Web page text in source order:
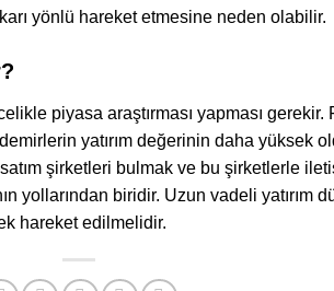
yönlü hareket etmesine neden olabilir.
piyasa araştırması yapması gerekir.
yatırım değerinin daha yüksek
şirketleri bulmak ve bu şirketlerle
yollarından biridir. Uzun vadeli yatırım
hareket edilmelidir.